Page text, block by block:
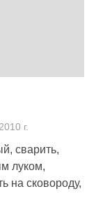
г.
сварить,
луком,
на сковороду,